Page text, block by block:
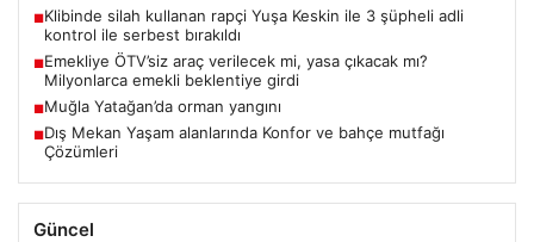
■Klibinde silah kullanan rapçi Yuşa Keskin ile 3 şüpheli adli
kontrol ile serbest bırakıldı
■Emekliye ÖTV’siz araç verilecek mi, yasa çıkacak mı?
Milyonlarca emekli beklentiye girdi
■Muğla Yatağan’da orman yangını
■Dış Mekan Yaşam alanlarında Konfor ve bahçe mutfağı
Çözümleri
Güncel